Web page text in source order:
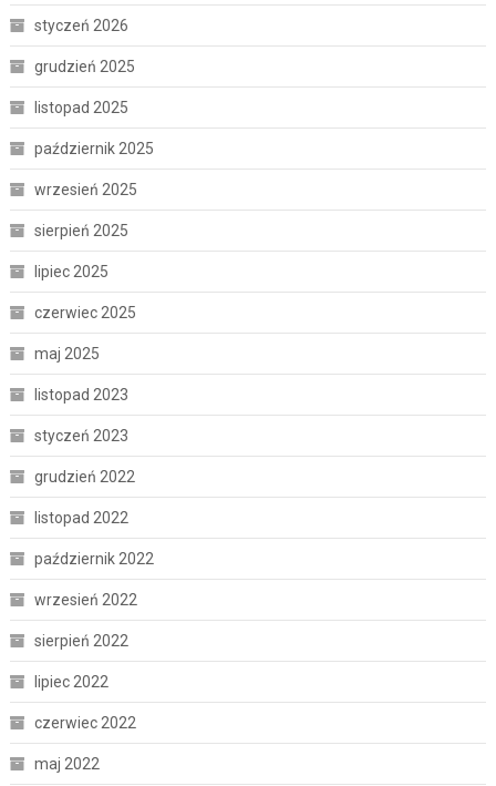
styczeń 2026
grudzień 2025
listopad 2025
październik 2025
wrzesień 2025
sierpień 2025
lipiec 2025
czerwiec 2025
maj 2025
listopad 2023
styczeń 2023
grudzień 2022
listopad 2022
październik 2022
wrzesień 2022
sierpień 2022
lipiec 2022
czerwiec 2022
maj 2022